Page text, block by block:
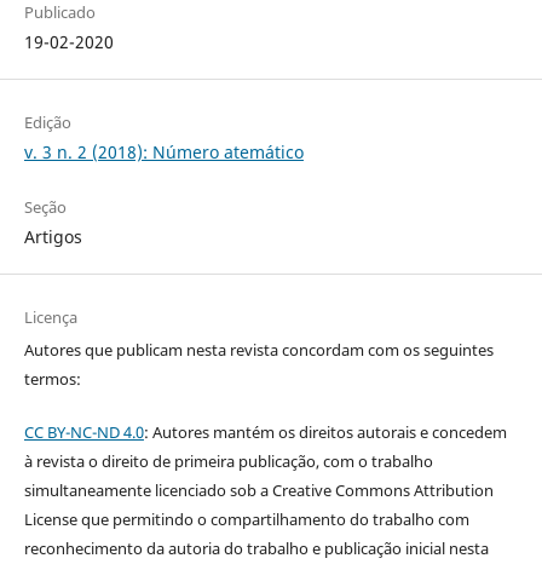
Publicado
19-02-2020
Edição
v. 3 n. 2 (2018): Número atemático
Seção
Artigos
Licença
Autores que publicam nesta revista concordam com os seguintes
termos:
CC BY-NC-ND 4.0: Autores mantém os direitos autorais e concedem
à revista o direito de primeira publicação, com o trabalho
simultaneamente licenciado sob a Creative Commons Attribution
License que permitindo o compartilhamento do trabalho com
reconhecimento da autoria do trabalho e publicação inicial nesta